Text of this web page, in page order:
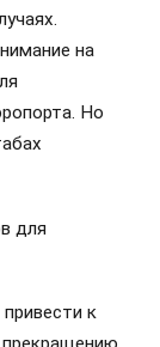
на
Но
для
к